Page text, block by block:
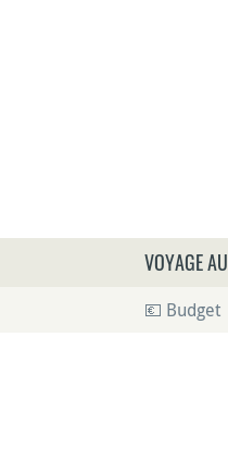
VOYAGE
💶 Budget